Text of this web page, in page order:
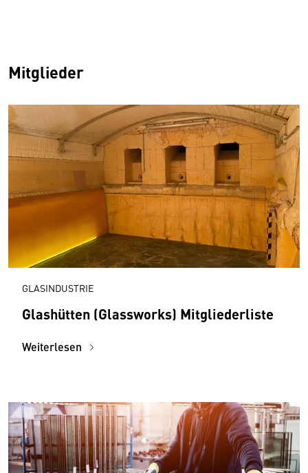
Mitglieder
GLASINDUSTRIE
Glashütten (Glassworks) Mitgliederliste
Weiterlesen